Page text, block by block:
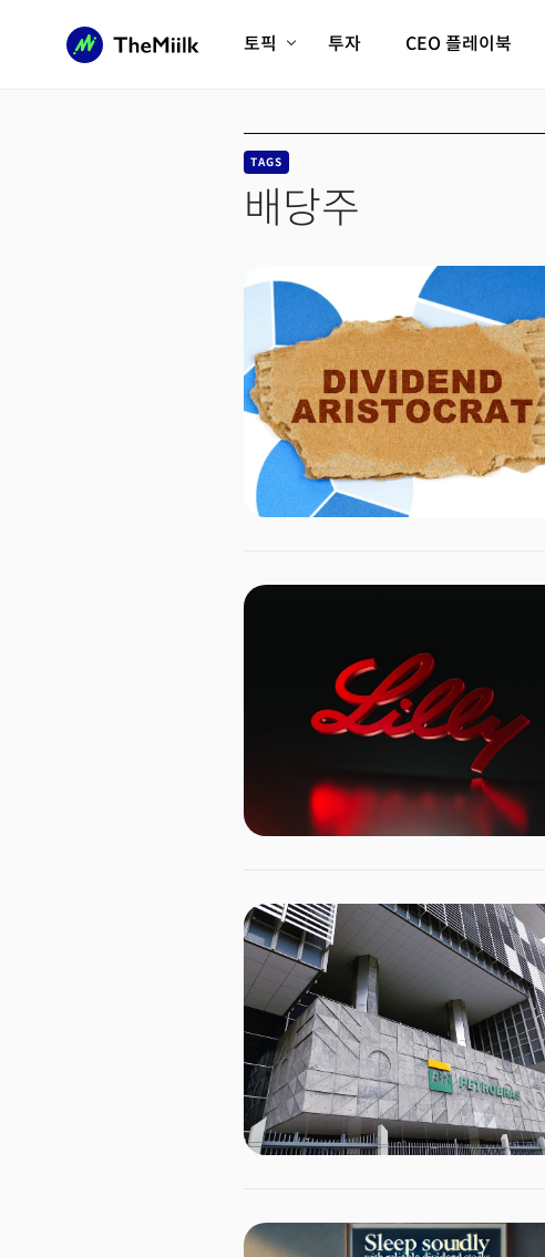
토픽
피지컬AI/로봇
AX비즈니스혁명
디지털자산
전체 기사 보기
투자 CEO 플레이북
TAGS
배당주